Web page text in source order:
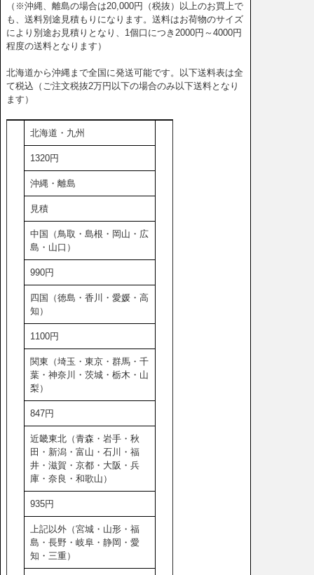
（※沖縄、離島の場合は20,000円（税抜）以上のお買上で
も、送料別途見積もりになります。送料はお荷物のサイズ
により別途お見積りとなり、1個口につき2000円～4000円
程度の送料となります）
北海道から沖縄まで全国に発送可能です。以下送料表は全
て税込（ご注文税抜2万円以下の場合のみ以下送料となり
ます）
北海道・九州
1320円
沖縄・離島
見積
中国（鳥取・島根・岡山・広
島・山口）
990円
四国（徳島・香川・愛媛・高
知）
1100円
関東（埼玉・東京・群馬・千
葉・神奈川・茨城・栃木・山
梨）
847円
近畿東北（青森・岩手・秋
田・新潟・富山・石川・福
井・滋賀・京都・大阪・兵
庫・奈良・和歌山）
935円
上記以外（宮城・山形・福
島・長野・岐阜・静岡・愛
知・三重）